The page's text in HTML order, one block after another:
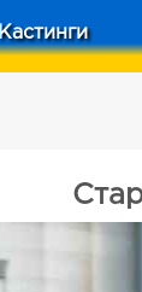
Кастинги